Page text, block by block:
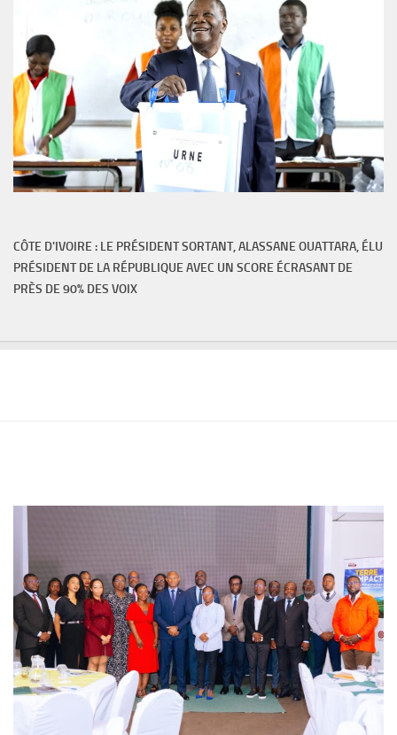
CÔTE D'IVOIRE : LE PRÉSIDENT SORTANT, ALASSANE OUATTARA, ÉLU
PRÉSIDENT DE LA RÉPUBLIQUE AVEC UN SCORE ÉCRASANT DE
PRÈS DE 90% DES VOIX